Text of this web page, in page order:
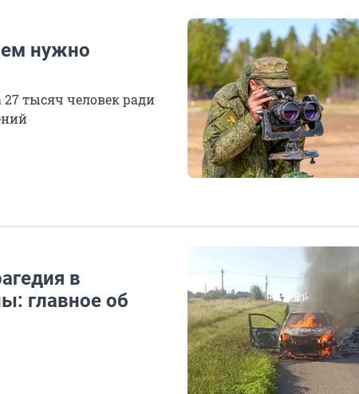
нужно
тысяч человек ради
в
главное об